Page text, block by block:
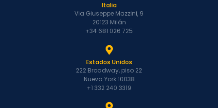
Italia
Via Giuseppe Mazzini, 9
20123 Milán
+34 681 026 725
Estados Unidos
222 Broadway, piso 22
Nueva York 10038
+1 332 240 3319